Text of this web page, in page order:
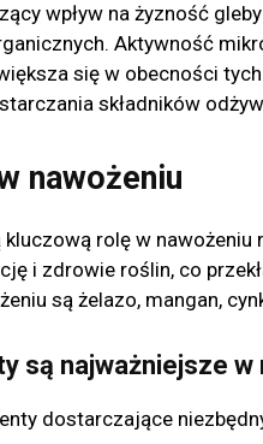
wpływ na żyzność
Aktywność
się w obecności
składników
nawożeniu
rolę w
i zdrowie roślin, co
są żelazo, mangan,
są najważniejsze w
dostarczające